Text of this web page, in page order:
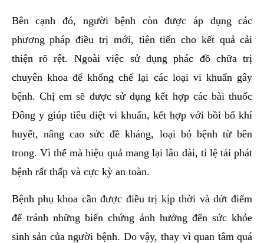
Bên cạnh đó, người bệnh còn được áp dụng các
phương pháp điều trị mới, tiên tiến cho kết quả cải
thiện rõ rệt. Ngoài việc sử dụng phác đồ chữa trị
chuyên khoa để khống chế lại các loại vi khuẩn gây
bệnh. Chị em sẽ được sử dụng kết hợp các bài thuốc
Đông y giúp tiêu diệt vi khuẩn, kết hợp với bồi bổ khí
huyết, nâng cao sức đề kháng, loại bỏ bệnh từ bên
trong. Vì thế mà hiệu quả mang lại lâu dài, tỉ lệ tái phát
bệnh rất thấp và cực kỳ an toàn.
Bệnh phụ khoa cần được điều trị kịp thời và dứt điểm
để tránh những biến chứng ảnh hưởng đến sức khỏe
sinh sản của người bệnh. Do vậy, thay vì quan tâm quá